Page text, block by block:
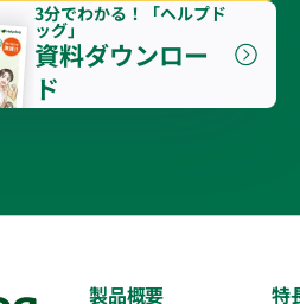
3分でわかる！「ヘルプド
ッグ」
資料ダウンロー
ド
製品概要 特